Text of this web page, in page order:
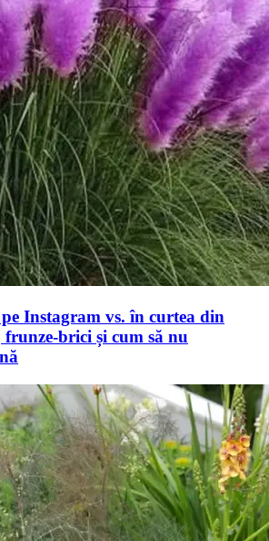
Instagram vs. în curtea din
brici și cum să nu